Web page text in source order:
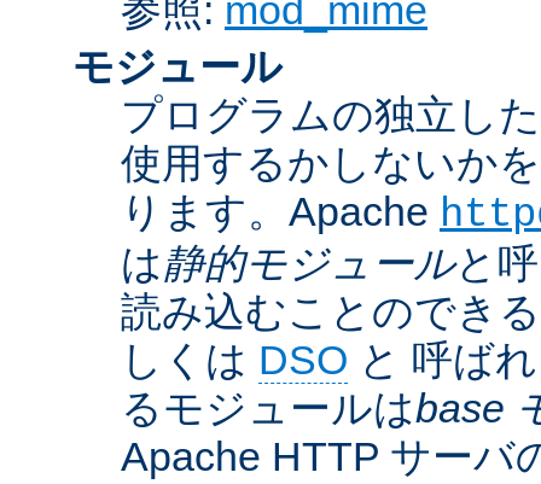
参照: mod_mime
モジュール
プログラムの独立し
使用するかしないか
ります。Apache
は静的モジュールと
読み込むことのでき
しくは DSO と 呼ば
るモジュールはbase
Apache HTTP サーバ